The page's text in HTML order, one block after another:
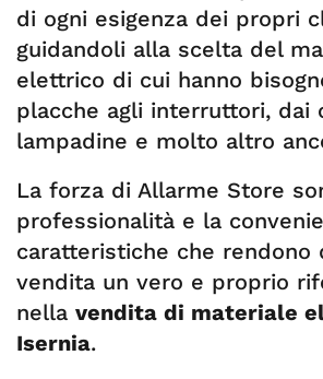
di ogni esigenza dei propri
guidandoli alla scelta del
elettrico di cui hanno
placche agli interruttori, dai
lampadine e molto altro
La forza di Allarme Store
professionalità e la
caratteristiche che rendono
vendita un vero e proprio
nella vendita di materiale
Isernia.